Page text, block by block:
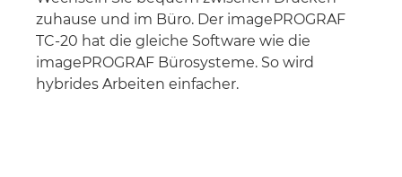
zuhause und im Büro. Der imagePROGRAF
TC-20 hat die gleiche Software wie die
imagePROGRAF Bürosysteme. So wird
hybrides Arbeiten einfacher.